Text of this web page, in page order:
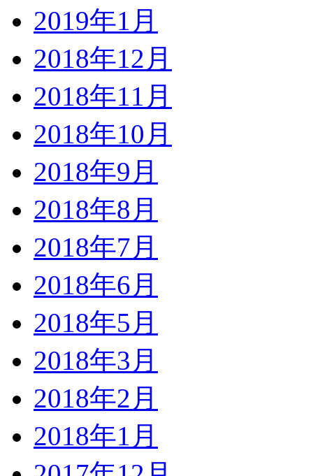
2019年1月
2018年12月
2018年11月
2018年10月
2018年9月
2018年8月
2018年7月
2018年6月
2018年5月
2018年3月
2018年2月
2018年1月